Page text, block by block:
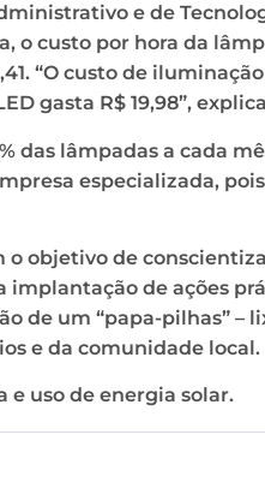
e de
o custo por hora da
“O custo de
gasta R$ 19,98”,
das lâmpadas a cada
especializada,
o objetivo de
de ações
de um “papa-pilhas” –
e da comunidade local.
e uso de energia solar.